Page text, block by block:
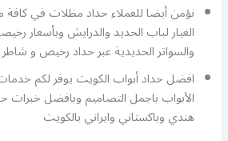
نؤمن أيضا للعملاء حداد مظلات في
الغيار لباب الحديد والدرايش وبأسعار
والسواتر الحديدية عبر حداد رخيص و شاطر
افضل حداد أبواب الكويت يوفر لكم
الأبواب باجمل التصاميم وبافضل خبرات
هندي وباكستاني وايراني بالكويت